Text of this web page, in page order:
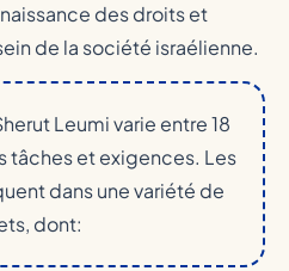
des droits et
de la société israélienne.
Leumi varie entre 18
tâches et exigences. Les
dans une variété de
dont: